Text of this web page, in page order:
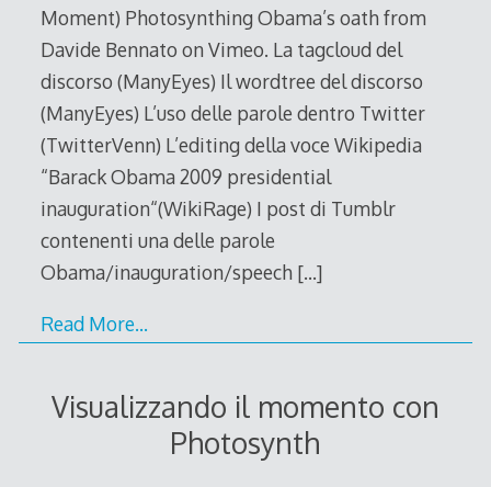
Moment) Photosynthing Obama’s oath from
Davide Bennato on Vimeo. La tagcloud del
discorso (ManyEyes) Il wordtree del discorso
(ManyEyes) L’uso delle parole dentro Twitter
(TwitterVenn) L’editing della voce Wikipedia
“Barack Obama 2009 presidential
inauguration“(WikiRage) I post di Tumblr
contenenti una delle parole
Obama/inauguration/speech […]
Read More…
Visualizzando il momento con
Photosynth